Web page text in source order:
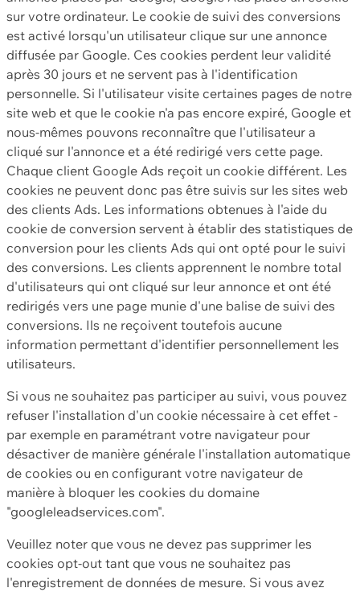
sur votre ordinateur. Le cookie de suivi des conversions
est activé lorsqu'un utilisateur clique sur une annonce
diffusée par Google. Ces cookies perdent leur validité
après 30 jours et ne servent pas à l'identification
personnelle. Si l'utilisateur visite certaines pages de notre
site web et que le cookie n'a pas encore expiré, Google et
nous-mêmes pouvons reconnaître que l'utilisateur a
cliqué sur l'annonce et a été redirigé vers cette page.
Chaque client Google Ads reçoit un cookie différent. Les
cookies ne peuvent donc pas être suivis sur les sites web
des clients Ads. Les informations obtenues à l'aide du
cookie de conversion servent à établir des statistiques de
conversion pour les clients Ads qui ont opté pour le suivi
des conversions. Les clients apprennent le nombre total
d'utilisateurs qui ont cliqué sur leur annonce et ont été
redirigés vers une page munie d'une balise de suivi des
conversions. Ils ne reçoivent toutefois aucune
information permettant d'identifier personnellement les
utilisateurs.
Si vous ne souhaitez pas participer au suivi, vous pouvez
refuser l'installation d'un cookie nécessaire à cet effet -
par exemple en paramétrant votre navigateur pour
désactiver de manière générale l'installation automatique
de cookies ou en configurant votre navigateur de
manière à bloquer les cookies du domaine
"googleleadservices.com".
Veuillez noter que vous ne devez pas supprimer les
cookies opt-out tant que vous ne souhaitez pas
l'enregistrement de données de mesure. Si vous avez